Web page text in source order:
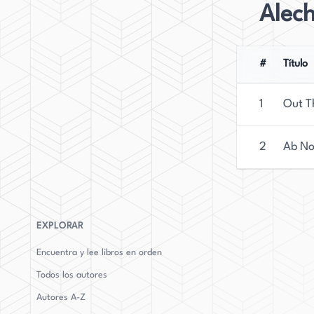
# Título
1 Out
2 Ab
EXPLORAR
Encuentra y lee libros en orden
Todos los autores
Autores A-Z